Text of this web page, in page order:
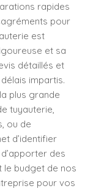
rapides
pour
est
et sa
détaillés et
impartis.
plus grande
tuyauterie,
ou de
d’identifier
des
le budget de nos
pour vos